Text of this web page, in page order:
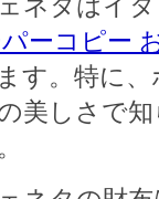
ーコピー
す。特に
美しさで